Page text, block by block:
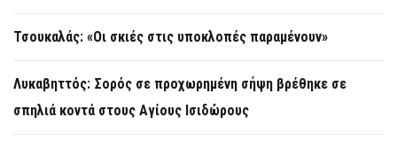
Τσουκαλάς: «Οι σκιές στις υποκλοπές παραμένουν»
Λυκαβηττός: Σορός σε προχωρημένη σήψη βρέθηκε σε
σπηλιά κοντά στους Αγίους Ισιδώρους